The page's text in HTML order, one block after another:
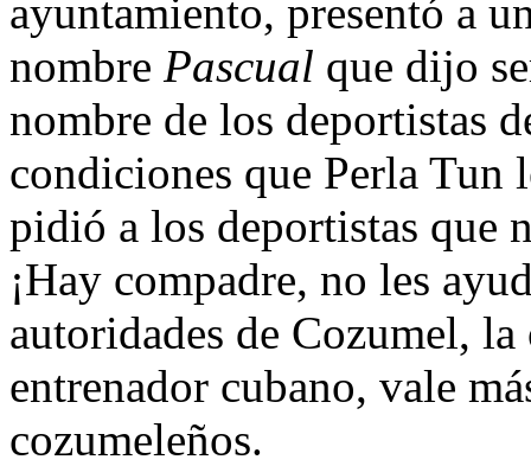
ayuntamiento, presentó a
nombre Pascual que dijo
nombre de los deportistas
condiciones que Perla Tun
pidió a los deportistas que
¡Hay compadre, no les
autoridades de Cozumel,
entrenador cubano, vale
cozumeleños.